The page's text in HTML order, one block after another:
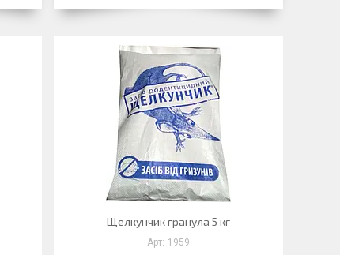
Щелкунчик гранула 5 кг
1959